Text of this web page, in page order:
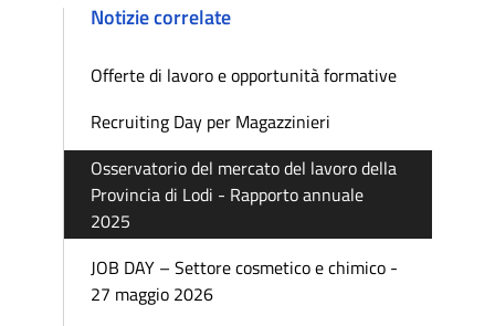
Notizie correlate
Offerte di lavoro e opportunità formative
Recruiting Day per Magazzinieri
Osservatorio del mercato del lavoro della
Provincia di Lodi - Rapporto annuale
2025
JOB DAY – Settore cosmetico e chimico -
27 maggio 2026